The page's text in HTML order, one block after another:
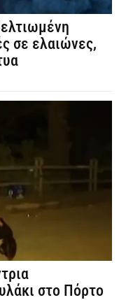
σε ελαιώνες,
στο Πόρτο